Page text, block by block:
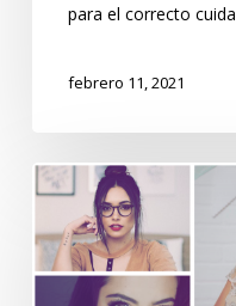
para el correcto
febrero 11, 2021